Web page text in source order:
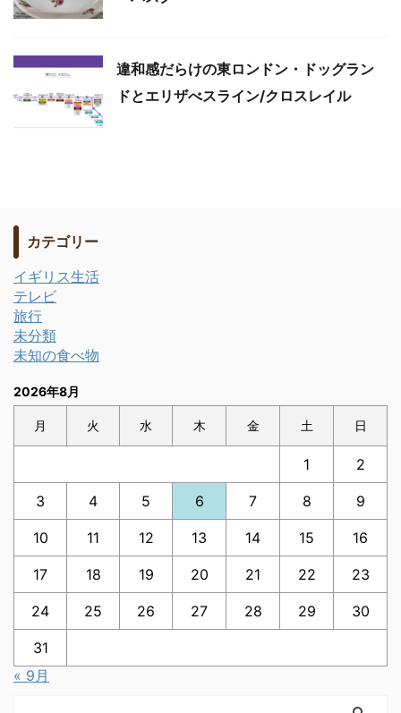
違和感だらけの東ロンドン・ドッグラン
ドとエリザべスライン/クロスレイル
カテゴリー
イギリス生活
テレビ
旅行
未分類
未知の食べ物
2026年8月
月 火 水 木 金 土 日
1 2
3 4 5 6 7 8 9
10 11 12 13 14 15 16
17 18 19 20 21 22 23
24 25 26 27 28 29 30
31
« 9月